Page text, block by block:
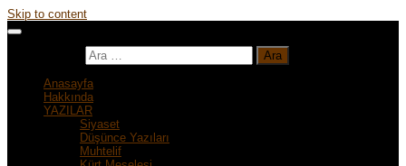
Skip to content
Anasayfa
Hakkında
YAZILAR
Siyaset
Düşünce Yazıları
Muhtelif